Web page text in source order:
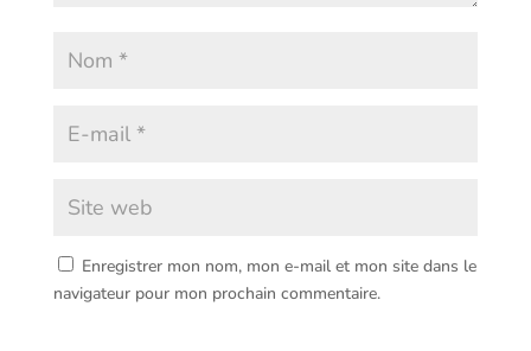
Enregistrer mon nom, mon e-mail et mon site dans le
navigateur pour mon prochain commentaire.